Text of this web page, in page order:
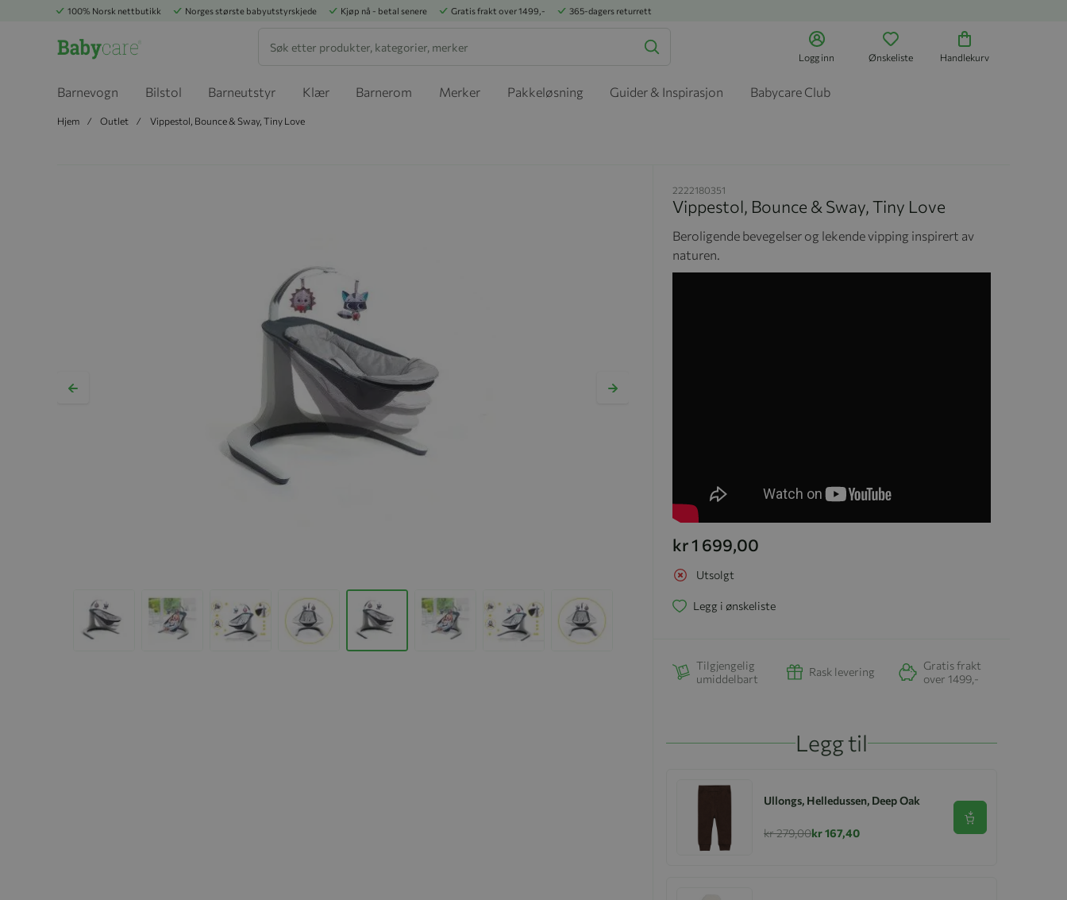
100% Norsk nettbutikk Norges største babyutstyrskjede Kjøp nå - betal senere Gratis frakt over 1499,- 365-dagers returrett
Logg inn Ønskeliste Handlekurv
Barnevogn Bilstol Barneutstyr Klær Barnerom Merker Pakkeløsning Guider & Inspirasjon Babycare Club
Hjem Outlet Vippestol, Bounce & Sway, Tiny Love
2222180351
Vippestol, Bounce & Sway, Tiny Love
Beroligende bevegelser og lekende vipping inspirert av
naturen.
kr 1 699,00
Utsolgt
Legg i ønskeliste
Tilgjengelig
umiddelbart
Rask levering
Gratis frakt
over 1499,-
Legg til
Ullongs, Helledussen, Deep Oak
kr 279,00kr 167,40
Se produkt